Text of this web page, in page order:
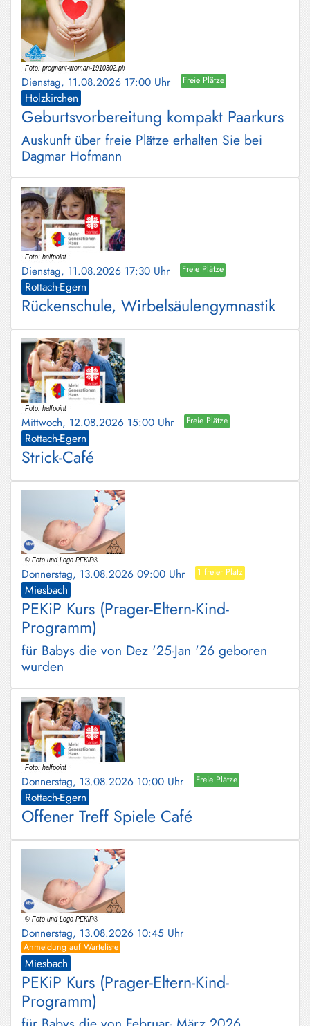
Dienstag, 11.08.2026 17:00 Uhr Freie Plätze
Holzkirchen
Geburtsvorbereitung kompakt Paarkurs
Auskunft über freie Plätze erhalten Sie bei
Dagmar Hofmann
Dienstag, 11.08.2026 17:30 Uhr Freie Plätze
Rottach-Egern
Rückenschule, Wirbelsäulengymnastik
Mittwoch, 12.08.2026 15:00 Uhr Freie Plätze
Rottach-Egern
Strick-Café
Donnerstag, 13.08.2026 09:00 Uhr 1 freier Platz
Miesbach
PEKiP Kurs (Prager-Eltern-Kind-
Programm)
für Babys die von Dez '25-Jan '26 geboren
wurden
Donnerstag, 13.08.2026 10:00 Uhr Freie Plätze
Rottach-Egern
Offener Treff Spiele Café
Donnerstag, 13.08.2026 10:45 Uhr
Anmeldung auf Warteliste
Miesbach
PEKiP Kurs (Prager-Eltern-Kind-
Programm)